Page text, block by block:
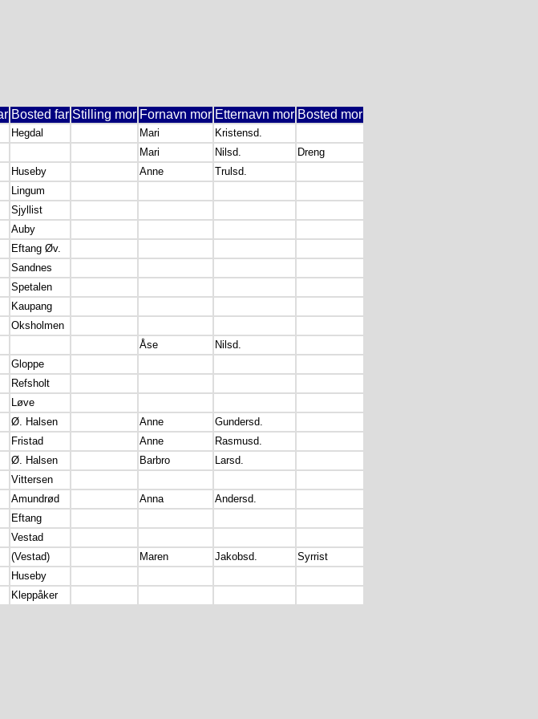
Bosted far Stilling mor Fornavn mor Etternavn mor Bosted mor
Hegdal Mari
Kristensd.
Mari Nilsd.
Dreng
Huseby Anne
Trulsd.
Lingum
Sjyllist
Auby
Eftang Øv.
Sandnes
Spetalen
Kaupang
Oksholmen
Åse
Nilsd.
Gloppe
Refsholt
Løve
Ø. Halsen Anne
Gundersd.
Fristad Anne
Rasmusd.
Ø. Halsen Barbro
Larsd.
Vittersen
Amundrød Anna
Andersd.
Eftang
Vestad
(Vestad) Maren Jakobsd.
Syrrist
Huseby
Kleppåker